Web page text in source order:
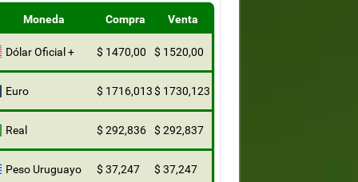
Moneda Compra Venta
Dólar Oficial + $ 1470,00 $ 1520,00
Euro $ 1716,013$ 1730,123
Real $ 292,836 $ 292,837
Peso Uruguayo $ 37,247 $ 37,247